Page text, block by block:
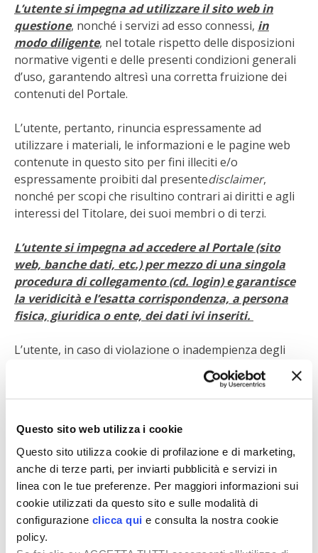
Questo sito web utilizza i cookie
Questo sito utilizza cookie di profilazione e di marketing,
anche di terze parti, per inviarti pubblicità e servizi in
linea con le tue preferenze. Per maggiori informazioni sui
cookie utilizzati da questo sito e sulle modalità di
configurazione clicca qui e consulta la nostra cookie
policy.
L’utente si impegna ad utilizzare il sito web in
questione, nonché i servizi ad esso connessi, in
modo diligente, nel totale rispetto delle disposizioni
normative vigenti e delle presenti condizioni generali
d’uso, garantendo altresì una corretta fruizione dei
contenuti del Portale.
L’utente, pertanto, rinuncia espressamente ad
utilizzare i materiali, le informazioni e le pagine web
contenute in questo sito per fini illeciti e/o
espressamente proibiti dal presentedisclaimer,
nonché per scopi che risultino contrari ai diritti e agli
interessi del Titolare, dei suoi membri o di terzi.
L’utente si impegna ad accedere al Portale (sito
web, banche dati, etc.) per mezzo di una singola
procedura di collegamento (cd. login) e garantisce
la veridicità e l’esatta corrispondenza, a persona
fisica, giuridica o ente, dei dati ivi inseriti.
L’utente, in caso di violazione o inadempienza degli
obblighi in questione, e/o quando in qualunque modo
danneggi, disabiliti, sovraccarichi, deteriori o
impedisca il normale utilizzo del sito web nonché dei
contenuto presente nel Portale, risponde
personalmente degli eventuali illeciti civili o penali
perpetrati.
A tal fine il Titolare, qualora dovesse riscontrare la
sussistenza di una non corretta fruizione del proprio
Portale, così come precisata nel